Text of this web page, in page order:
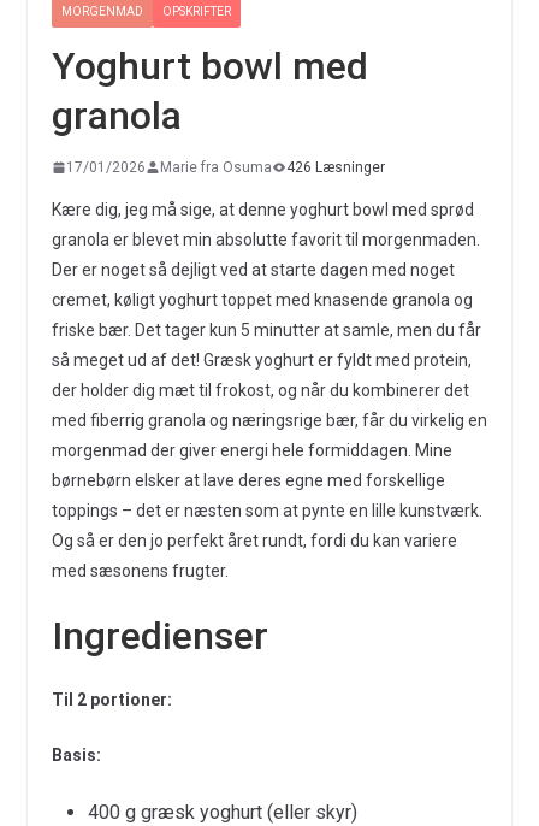
MORGENMAD OPSKRIFTER
Yoghurt bowl med
granola
17/01/2026 Marie fra Osuma 426 Læsninger
Kære dig, jeg må sige, at denne yoghurt bowl med sprød
granola er blevet min absolutte favorit til morgenmaden.
Der er noget så dejligt ved at starte dagen med noget
cremet, køligt yoghurt toppet med knasende granola og
friske bær. Det tager kun 5 minutter at samle, men du får
så meget ud af det! Græsk yoghurt er fyldt med protein,
der holder dig mæt til frokost, og når du kombinerer det
med fiberrig granola og næringsrige bær, får du virkelig en
morgenmad der giver energi hele formiddagen. Mine
børnebørn elsker at lave deres egne med forskellige
toppings – det er næsten som at pynte en lille kunstværk.
Og så er den jo perfekt året rundt, fordi du kan variere
med sæsonens frugter.
Ingredienser
Til 2 portioner:
Basis:
400 g græsk yoghurt (eller skyr)